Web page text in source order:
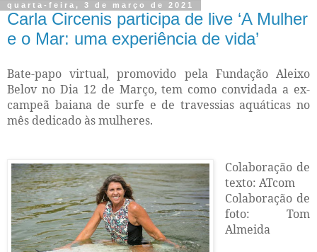
quarta-feira, 3 de março de 2021
Carla Circenis participa de live ‘A Mulher
e o Mar: uma experiência de vida’
Bate-papo virtual, promovido pela Fundação Aleixo
Belov no Dia 12 de Março, tem como convidada a ex-
campeã baiana de surfe e de travessias aquáticas no
mês dedicado às mulheres.
Colaboração de
texto: ATcom
Colaboração de
foto: Tom
Almeida